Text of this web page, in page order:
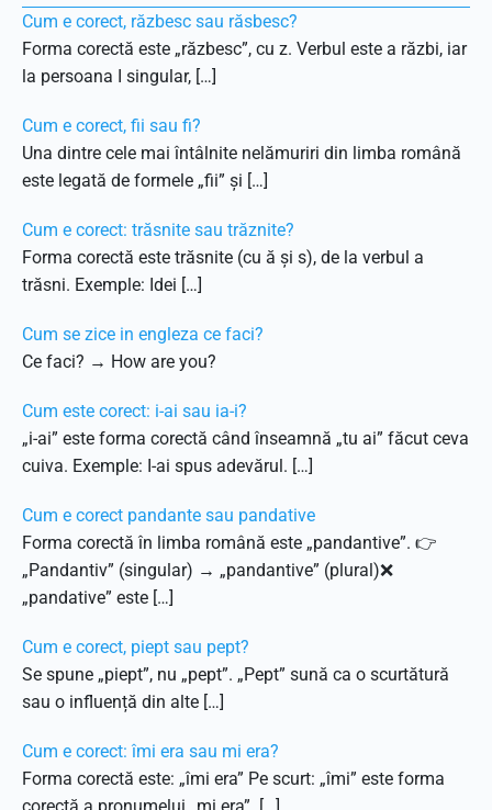
Cum e corect, răzbesc sau răsbesc?
Forma corectă este „răzbesc”, cu z. Verbul este a răzbi, iar
la persoana I singular, […]
Cum e corect, fii sau fi?
Una dintre cele mai întâlnite nelămuriri din limba română
este legată de formele „fii” și […]
Cum e corect: trăsnite sau trăznite?
Forma corectă este trăsnite (cu ă și s), de la verbul a
trăsni. Exemple: Idei […]
Cum se zice in engleza ce faci?
Ce faci? → How are you?
Cum este corect: i-ai sau ia-i?
„i-ai” este forma corectă când înseamnă „tu ai” făcut ceva
cuiva. Exemple: I-ai spus adevărul. […]
Cum e corect pandante sau pandative
Forma corectă în limba română este „pandantive”. 👉
„Pandantiv” (singular) → „pandantive” (plural)❌
„pandative” este […]
Cum e corect, piept sau pept?
Se spune „piept”, nu „pept”. „Pept” sună ca o scurtătură
sau o influență din alte […]
Cum e corect: îmi era sau mi era?
Forma corectă este: „îmi era” Pe scurt: „îmi” este forma